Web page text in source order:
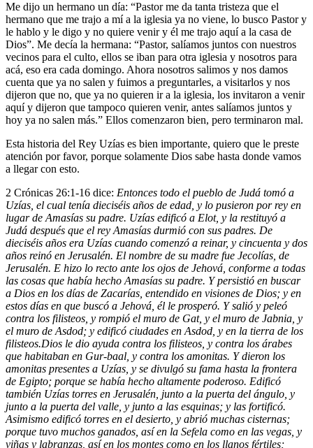
Me dijo un hermano un día: “Pastor me da tanta tristeza que el
hermano que me trajo a mí a la iglesia ya no viene, lo busco Pastor y
le hablo y le digo y no quiere venir y él me trajo aquí a la casa de
Dios”. Me decía la hermana: “Pastor, salíamos juntos con nuestros
vecinos para el culto, ellos se iban para otra iglesia y nosotros para
acá, eso era cada domingo. Ahora nosotros salimos y nos damos
cuenta que ya no salen y fuimos a preguntarles, a visitarlos y nos
dijeron que no, que ya no quieren ir a la iglesia, los invitaron a venir
aquí y dijeron que tampoco quieren venir, antes salíamos juntos y
hoy ya no salen más.” Ellos comenzaron bien, pero terminaron mal.
Esta historia del Rey Uzías es bien importante, quiero que le preste
atención por favor, porque solamente Dios sabe hasta donde vamos
a llegar con esto.
2 Crónicas 26:1-16 dice: Entonces todo el pueblo de Judá tomó a
Uzías, el cual tenía dieciséis años de edad, y lo pusieron por rey en
lugar de Amasías su padre. Uzías edificó a Elot, y la restituyó a
Judá después que el rey Amasías durmió con sus padres. De
dieciséis años era Uzías cuando comenzó a reinar, y cincuenta y dos
años reinó en Jerusalén. El nombre de su madre fue Jecolías, de
Jerusalén. E hizo lo recto ante los ojos de Jehová, conforme a todas
las cosas que había hecho Amasías su padre. Y persistió en buscar
a Dios en los días de Zacarías, entendido en visiones de Dios; y en
estos días en que buscó a Jehová, él le prosperó. Y salió y peleó
contra los filisteos, y rompió el muro de Gat, y el muro de Jabnia, y
el muro de Asdod; y edificó ciudades en Asdod, y en la tierra de los
filisteos.Dios le dio ayuda contra los filisteos, y contra los árabes
que habitaban en Gur-baal, y contra los amonitas. Y dieron los
amonitas presentes a Uzías, y se divulgó su fama hasta la frontera
de Egipto; porque se había hecho altamente poderoso. Edificó
también Uzías torres en Jerusalén, junto a la puerta del ángulo, y
junto a la puerta del valle, y junto a las esquinas; y las fortificó.
Asimismo edificó torres en el desierto, y abrió muchas cisternas;
porque tuvo muchos ganados, así en la Sefela como en las vegas, y
viñas y labranzas, así en los montes como en los llanos fértiles;